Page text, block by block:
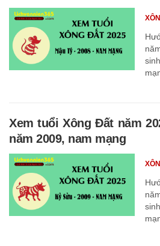
Xem tuổi Xông Đất năm
năm 2009, nam mạng